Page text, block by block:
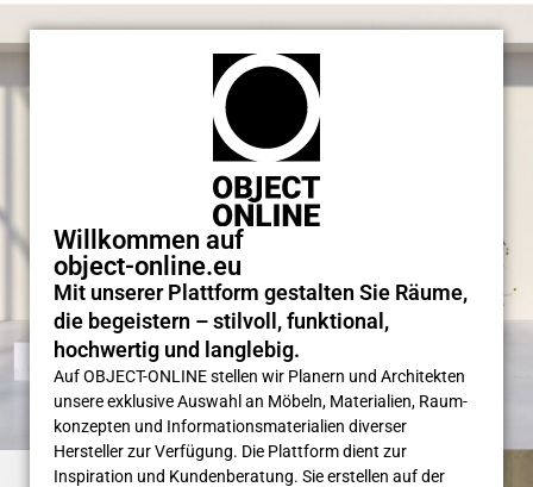
Willkommen auf
object-online.eu
Mit unserer Plattform gestalten Sie Räume,
die begeistern – stilvoll, funktional,
hochwertig und langlebig.
Auf OBJECT-ONLINE stellen wir Planern und Architekten
unsere exklusive Auswahl an Möbeln, Materialien, Raum­
konzepten und Informations­materialien diverser
Hersteller zur Verfügung. Die Plattform dient zur
Inspiration und Kunden­beratung. Sie erstellen auf der